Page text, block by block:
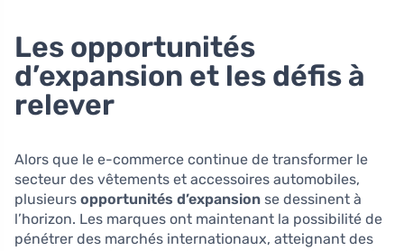
Les opportunités
d’expansion et les défis à
relever
Alors que le e-commerce continue de transformer le
secteur des vêtements et accessoires automobiles,
plusieurs opportunités d’expansion se dessinent à
l’horizon. Les marques ont maintenant la possibilité de
pénétrer des marchés internationaux, atteignant des